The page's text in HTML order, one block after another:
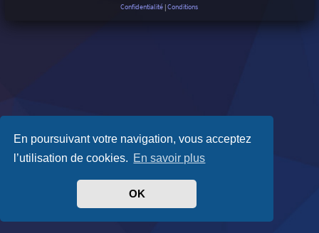
En poursuivant votre navigation, vous acceptez
l’utilisation de cookies. En savoir plus
OK
Confidentialité |Conditions